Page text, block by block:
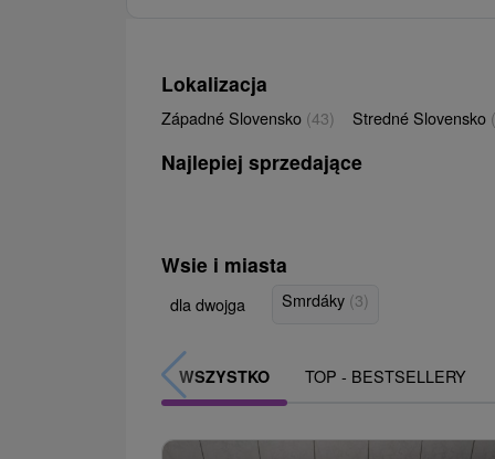
Lokalizacja
Západné Slovensko (43) Stredné Slovensko
Najlepiej sprzedające
Wsie i miasta
dla dwojga Smrdáky (3)
WSZYSTKO TOP - BESTSELLERY